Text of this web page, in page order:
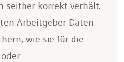
seither korrekt verhält.
Arbeitgeber Daten
wie sie für die